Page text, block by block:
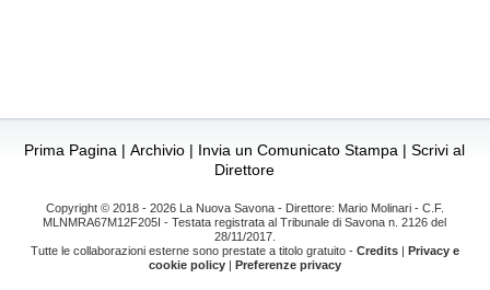
Prima Pagina |Archivio | Invia un Comunicato Stampa |Scrivi al
Direttore
Copyright © 2018 - 2026 La Nuova Savona - Direttore: Mario Molinari - C.F.
MLNMRA67M12F205I - Testata registrata al Tribunale di Savona n. 2126 del
28/11/2017.
Tutte le collaborazioni esterne sono prestate a titolo gratuito - Credits| Privacy e
cookie policy| Preferenze privacy